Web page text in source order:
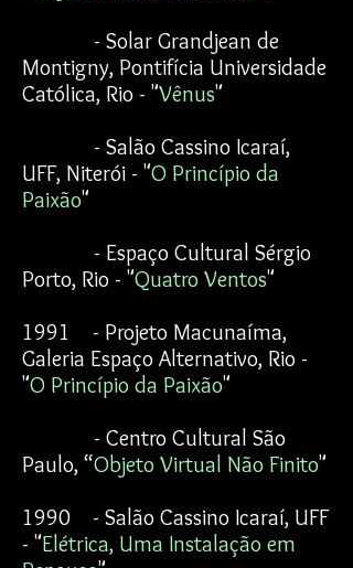
- Solar Grandjean de
Montigny, Pontifícia Universidade
Católica, Rio - "Vênus"
- Salão Cassino Icaraí,
UFF, Niterói - "O Princípio da
Paixão"
- Espaço Cultural Sérgio
Porto, Rio - "Quatro Ventos"
1991 - Projeto Macunaíma,
Galeria Espaço Alternativo, Rio -
"O Princípio da Paixão"
- Centro Cultural São
Paulo, “Objeto Virtual Não Finito"
1990 - Salão Cassino Icaraí, UFF
- "Elétrica, Uma Instalação em